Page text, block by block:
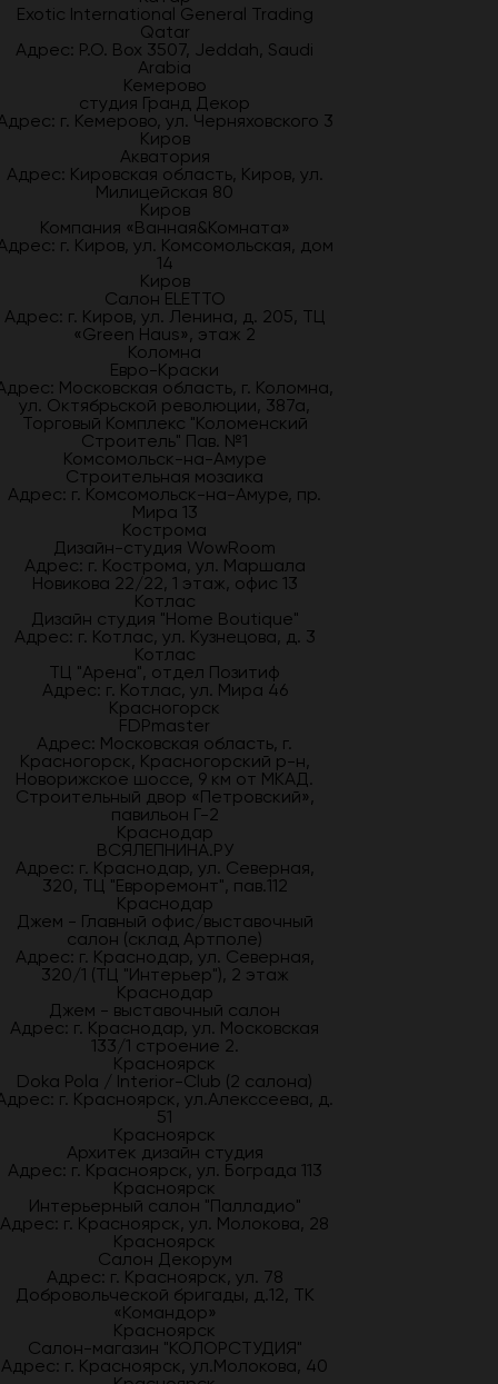
Exotic International General Trading
Qatar
Адрес: P.O. Box 3507, Jeddah, Saudi
Arabia
Кемерово
студия Гранд Декор
г. Кемерово, ул. Черняховского 3
Киров
Акватория
Адрес: Кировская область, Киров, ул.
Милицейская 80
Киров
Компания «Ванная&Комната»
г. Киров, ул. Комсомольская, дом
14
Киров
Салон ELETTO
Адрес: г. Киров, ул. Ленина, д. 205, ТЦ
«Green Haus», этаж 2
Коломна
Евро-Краски
Московская область, г. Коломна,
ул. Октябрьской революции, 387а,
Торговый Комплекс "Коломенский
Строитель" Пав. №1
Комсомольск-на-Амуре
Строительная мозаика
Адрес: г. Комсомольск-на-Амуре, пр.
Мира 13
Кострома
Дизайн-студия WowRoom
Адрес: г. Кострома, ул. Маршала
Новикова 22/22, 1 этаж, офис 13
Котлас
Дизайн студия "Home Boutique"
Адрес: г. Котлас, ул. Кузнецова, д. 3
Котлас
ТЦ "Арена", отдел Позитиф
Адрес: г. Котлас, ул. Мира 46
Красногорск
FDPmaster
Адрес: Московская область, г.
Красногорск, Красногорский р-н,
Новорижское шоссе, 9 км от МКАД.
Строительный двор «Петровский»,
павильон Г-2
Краснодар
ВСЯЛЕПНИНА.РУ
Адрес: г. Краснодар, ул. Северная,
320, ТЦ "Евроремонт", пав.112
Краснодар
Джем - Главный офис/выставочный
салон (склад Артполе)
Адрес: г. Краснодар, ул. Северная,
320/1 (ТЦ "Интерьер"), 2 этаж
Краснодар
Джем - выставочный салон
Адрес: г. Краснодар, ул. Московская
133/1 строение 2.
Красноярск
Doka Pola / Interior-Club (2 салона)
г. Красноярск, ул.Алекссеева, д.
51
Красноярск
Архитек дизайн студия
Адрес: г. Красноярск, ул. Бограда 113
Красноярск
Интерьерный салон "Палладио"
Адрес: г. Красноярск, ул. Молокова, 28
Красноярск
Салон Декорум
Адрес: г. Красноярск, ул. 78
Добровольческой бригады, д.12, ТК
«Командор»
Красноярск
Салон-магазин "КОЛОРСТУДИЯ"
Адрес: г. Красноярск, ул.Молокова, 40